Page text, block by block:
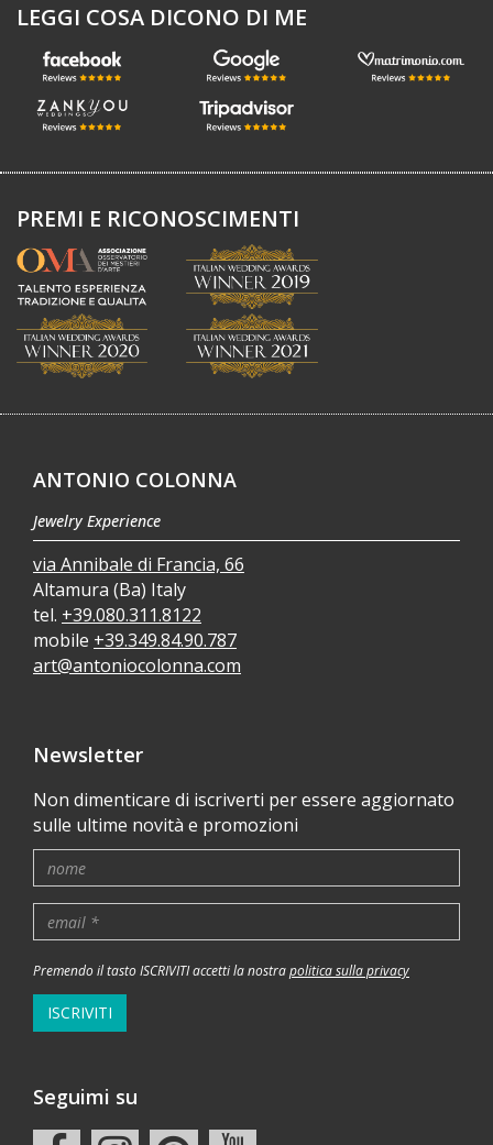
LEGGI COSA DICONO DI ME
PREMI E RICONOSCIMENTI
ANTONIO COLONNA
Jewelry Experience
via Annibale di Francia, 66
Altamura (Ba) Italy
tel. +39.080.311.8122
mobile +39.349.84.90.787
art@antoniocolonna.com
Newsletter
Non dimenticare di iscriverti per essere aggiornato
sulle ultime novità e promozioni
Premendo il tasto ISCRIVITI accetti la nostrapolitica sulla privacy
ISCRIVITI
Seguimi su